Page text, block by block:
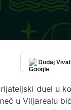
Dodaj
duel u
u Viljarealu